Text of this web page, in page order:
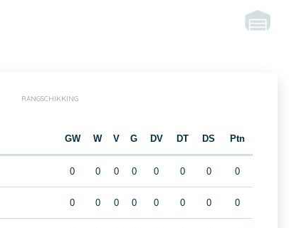
RANGSCHIKKING
GW W V G DV DT DS Ptn
0 0 0 0 0 0 0 0
0 0 0 0 0 0 0 0